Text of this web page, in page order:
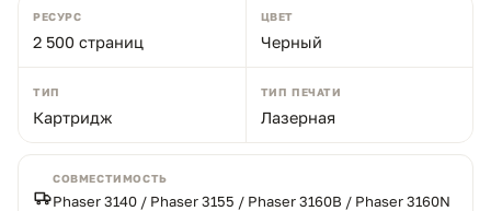
РЕСУРС
2 500 страниц
ЦВЕТ
Черный
ТИП
Картридж
ТИП ПЕЧАТИ
Лазерная
СОВМЕСТИМОСТЬ
Phaser 3140 / Phaser 3155 / Phaser 3160B / Phaser 3160N